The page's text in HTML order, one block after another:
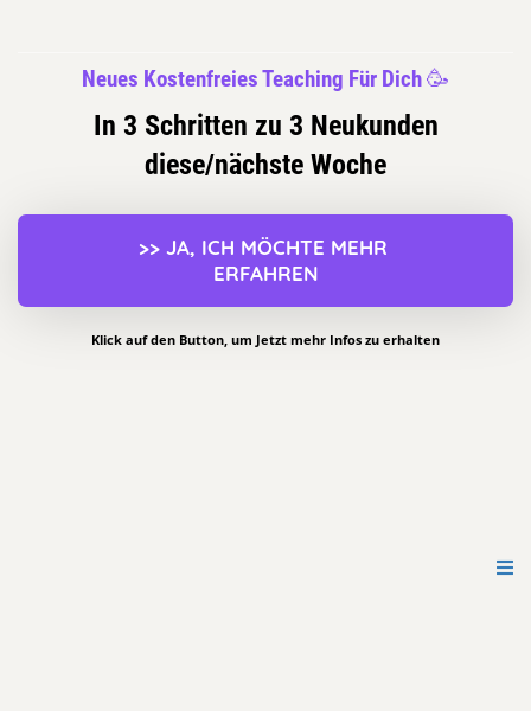
Neues Kostenfreies Teaching Für Dich🥳
In 3 Schritten zu 3 Neukunden
diese/nächste Woche
>> JA, ICH MÖCHTE MEHR
ERFAHREN
Klick auf den Button, um Jetzt mehr Infos zu erhalten